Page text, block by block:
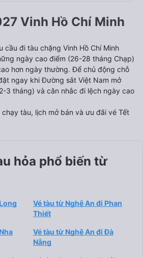
Vinh Hồ Chí Minh
cầu đi tàu chặng Vinh Hồ Chí Minh
ngày cao điểm (26-28 tháng Chạp)
hơn ngày thường. Để chủ động chỗ
ngay khi Đường sắt Việt Nam mở
3 tháng) và cân nhắc đi lệch ngày cao
tàu, lịch mở bán và ưu đãi vé Tết
hỏa phổ biến từ
Vé tàu từ Nghệ An đi Phan
Thiết
Vé tàu từ Nghệ An đi Đà
Nẵng